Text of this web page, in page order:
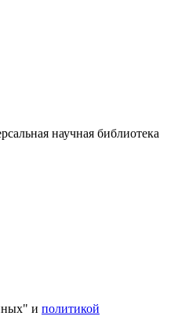
научная библиотека
и политикой